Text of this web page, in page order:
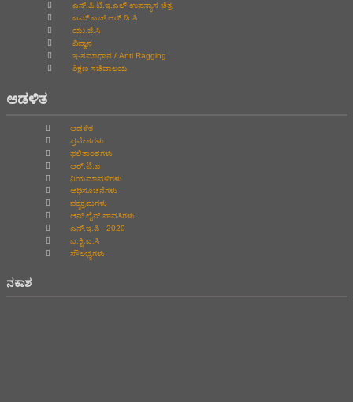
ಎನ್.ಪಿ.ಟಿ.ಇ.ಎಲ್‌ ಉಪನ್ಯಾಸ ಚಿತ್ರ
ಎಮ್.ಎಚ್.ಆರ್.ಡಿ.ಸಿ
ಯು.ಜಿ.ಸಿ
ವಿದ್ವಾನ
ಇ-ಸಮಾಧಾನ / Anti Ragging
ಶಿಕ್ಷಣ ಸಚಿವಾಲಯ
ಆಡಳಿತ
ಆಡಳಿತ
ಪ್ರವೇಶಗಳು
ಫಲಿತಾಂಶಗಳು
ಆರ್.ಟಿ.ಐ
ನಿಯಮಾವಳಿಗಳು
ಅಧಿಸೂಚನೆಗಳು
ಪಠ್ಯಕ್ರಮಗಳು
ಆನ್‌ ಲೈನ್‌ ಪಾವತಿಗಳು
ಎನ್.ಇ.ಪಿ - 2020
ಐ.ಕ್ವಿ.ಎ.ಸಿ
ಸೌಲಭ್ಯಗಳು
ನಕಾಶ